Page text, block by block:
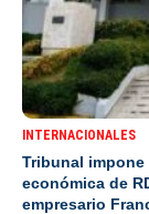
INTERNACIONALES
Tribunal
económica de
empresario